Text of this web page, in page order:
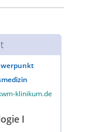
klinikum.de
I